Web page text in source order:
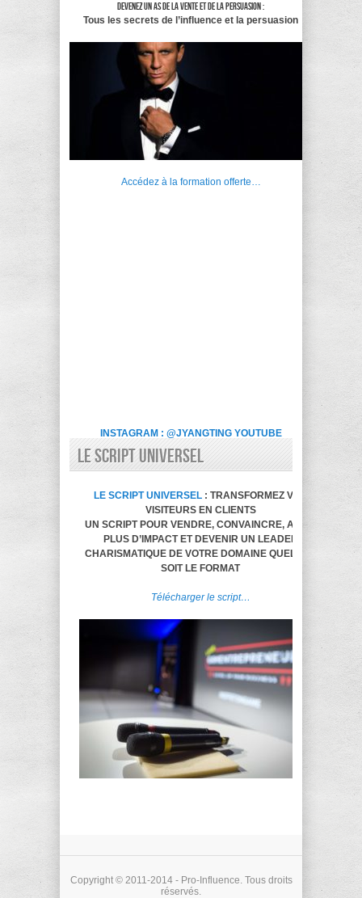
Devenez un as de la vente et de la persuasion :
Tous les secrets de l’influence et la persuasion
Accédez à la formation offerte…
INSTAGRAM : @JYANGTING YOUTUBE
LE SCRIPT UNIVERSEL
LE SCRIPT UNIVERSEL : TRANSFORMEZ VOS
VISITEURS EN CLIENTS
UN SCRIPT POUR VENDRE, CONVAINCRE, AVOIR
PLUS D’IMPACT ET DEVENIR UN LEADER
CHARISMATIQUE DE VOTRE DOMAINE QUELQUE
SOIT LE FORMAT
Télécharger le script…
Copyright © 2011-2014 - Pro-Influence. Tous droits
réservés.